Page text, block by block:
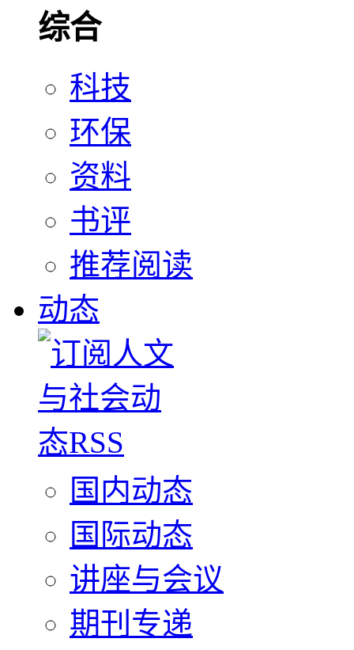
综合
科技
环保
资料
书评
推荐阅读
动态
国内动态
国际动态
讲座与会议
期刊专递